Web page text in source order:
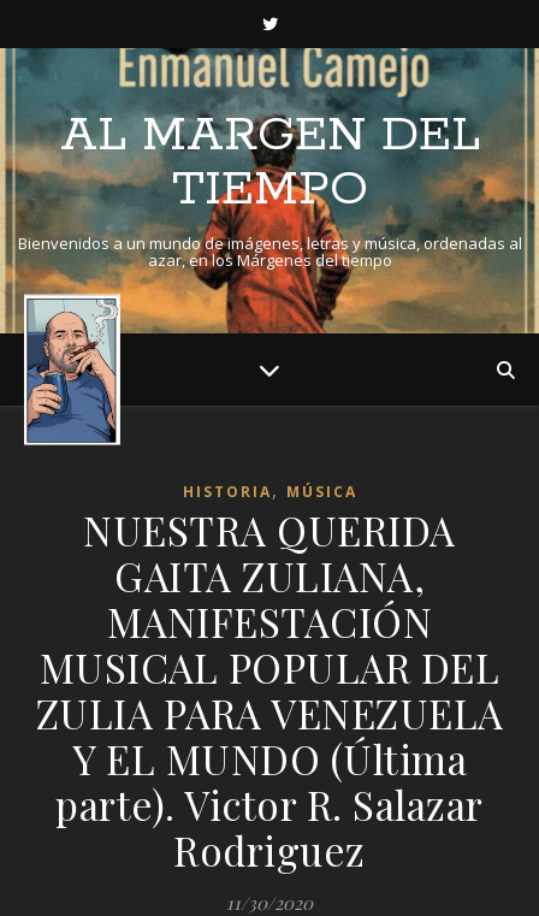
AL MARGEN DEL
TIEMPO
Bienvenidos a un mundo de imágenes, letras y música, ordenadas al
azar, en los Márgenes del tiempo
HISTORIA, MÚSICA
NUESTRA QUERIDA
GAITA ZULIANA,
MANIFESTACIÓN
MUSICAL POPULAR DEL
ZULIA PARA VENEZUELA
Y EL MUNDO (Última
parte). Victor R. Salazar
Rodriguez
11/30/2020